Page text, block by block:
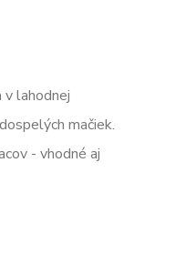
v lahodnej
mačiek.
- vhodné aj